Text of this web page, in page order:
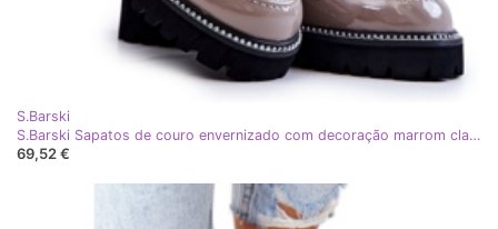
S.Barski
S.Barski Sapatos de couro envernizado com decoração marrom claro Adison multicolorido
69,52 €